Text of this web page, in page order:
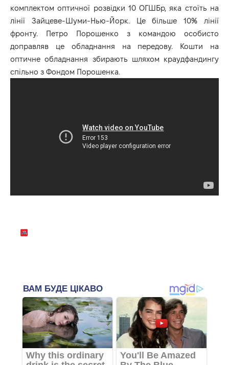
комплектом оптичної розвідки 10 ОГШБр, яка стоїть на
лінії Зайцеве-Шуми-Нью-Йорк. Це більше 10% лінії
фронту. Петро Порошенко з командою особисто
доправляв це обладнання на передову. Кошти на
оптичне обладнання збирають шляхом краудфандингу
спільно з Фондом Порошенка.